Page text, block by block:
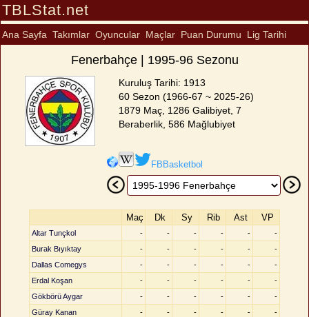
TBLStat.net
Ana Sayfa Takımlar Oyuncular Maçlar Puan Durumu Lig Tarihi
Fenerbahçe | 1995-96 Sezonu
Kuruluş Tarihi: 1913
60 Sezon (1966-67 ~ 2025-26)
1879 Maç, 1286 Galibiyet, 7
Beraberlik, 586 Mağlubiyet
FBBasketbol
Maç Dk Sy Rib Ast VP
Altar Tunçkol - - - - -
-
Burak Bıyıktay
- - - - -
-
Dallas Comegys
- - - - -
-
Erdal Koşan
- - - - -
-
Gökbörü Aygar
- - - - -
-
Güray Kanan
- - - - -
-